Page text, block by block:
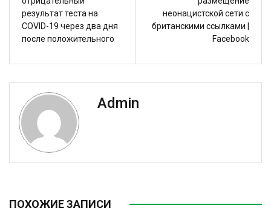
результат теста на
COVID-19 через два дня
после положительного
неонацистской сети с
британскими ссылками |
Facebook
Admin
ПОХОЖИЕ ЗАПИСИ